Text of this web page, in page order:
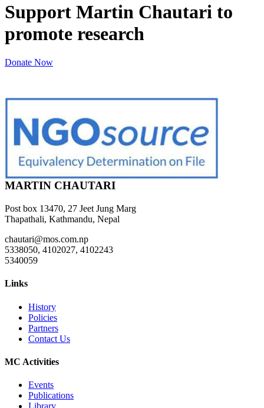
Support Martin Chautari to
promote research
Donate Now
MARTIN CHAUTARI
Post box 13470, 27 Jeet Jung Marg
Thapathali, Kathmandu, Nepal
chautari@mos.com.np
5338050, 4102027, 4102243
5340059
Links
History
Policies
Partners
Contact Us
MC Activities
Events
Publications